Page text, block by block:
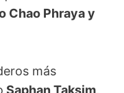
Chao Phraya y
más
Saphan Taksim,